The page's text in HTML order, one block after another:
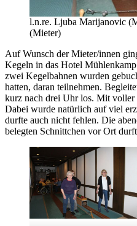
l.n.re. Ljuba Marijanovic
(Mieter)
Auf Wunsch der Mieter/innen
Kegeln in das Hotel
zwei Kegelbahnen wurden
hatten, daran teilnehmen.
kurz nach drei Uhr los. Mit
Dabei wurde natürlich auf viel
durfte auch nicht fehlen. Die
belegten Schnittchen vor Ort